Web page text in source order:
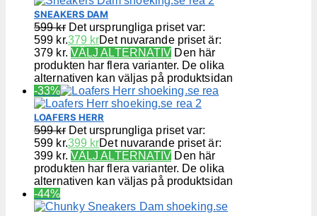
SNEAKERS DAM
599kr Det ursprungliga priset var:
599 kr.379 krDet nuvarande priset är:
379 kr. VÄLJ ALTERNATIV Den här
produkten har flera varianter. De olika
alternativen kan väljas på produktsidan
-33%
LOAFERS HERR
599kr Det ursprungliga priset var:
599 kr.399 krDet nuvarande priset är:
399 kr. VÄLJ ALTERNATIV Den här
produkten har flera varianter. De olika
alternativen kan väljas på produktsidan
-44%